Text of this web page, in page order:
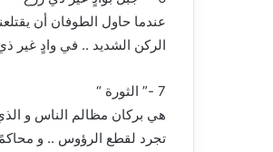
عندما حاول الطوفان أن
الركن الشديد .. في وادٍ غير
7 -” الثورة “
هي بركان مظالم الناس و
تجرد لقطع الرؤوس .. و